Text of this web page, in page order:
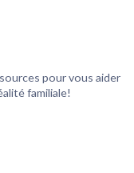
pour vous aider
familiale!